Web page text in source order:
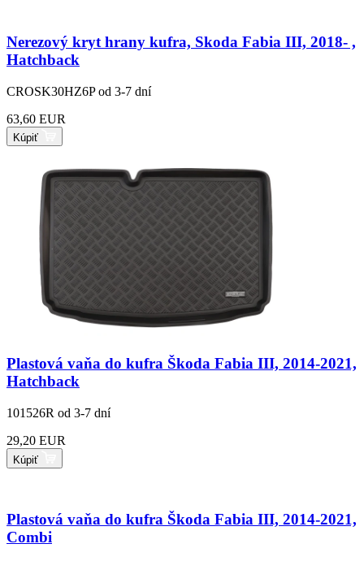
Nerezový kryt hrany kufra, Skoda Fabia III, 2018- ,
Hatchback
CROSK30HZ6P od 3-7 dní
63,60 EUR
Kúpiť
Plastová vaňa do kufra Škoda Fabia III, 2014-2021,
Hatchback
101526R od 3-7 dní
29,20 EUR
Kúpiť
Plastová vaňa do kufra Škoda Fabia III, 2014-2021,
Combi